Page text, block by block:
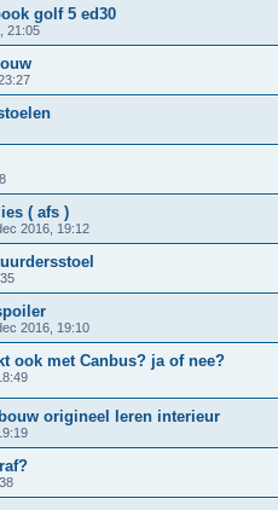
golf 5 ed30
21:05
( afs )
2016, 19:12
2016, 19:10
ook met Canbus? ja of nee?
origineel leren interieur